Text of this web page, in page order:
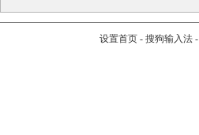
设置首页- 搜狗输入法-